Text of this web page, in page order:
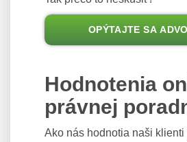
OPÝTAJTE SA
Hodnotenia
právnej
Ako nás hodnotia naši klienti